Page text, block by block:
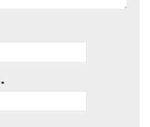
*